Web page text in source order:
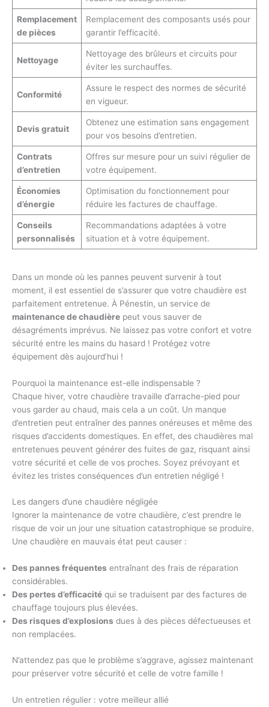
Remplacement
de pièces
Remplacement des composants usés pour
garantir l’efficacité.
Nettoyage
Nettoyage des brûleurs et circuits pour
éviter les surchauffes.
Conformité
Assure le respect des normes de sécurité
en vigueur.
Devis gratuit
Obtenez une estimation sans engagement
pour vos besoins d’entretien.
Contrats
d’entretien
Offres sur mesure pour un suivi régulier de
votre équipement.
Économies
d’énergie
Optimisation du fonctionnement pour
réduire les factures de chauffage.
Conseils
personnalisés
Recommandations adaptées à votre
situation et à votre équipement.
Dans un monde où les pannes peuvent survenir à tout
moment, il est essentiel de s’assurer que votre chaudière est
parfaitement entretenue. À Pénestin, un service de
maintenance de chaudière peut vous sauver de
désagréments imprévus. Ne laissez pas votre confort et votre
sécurité entre les mains du hasard ! Protégez votre
équipement dès aujourd’hui !
Pourquoi la maintenance est-elle indispensable ?
Chaque hiver, votre chaudière travaille d’arrache-pied pour
vous garder au chaud, mais cela a un coût. Un manque
d’entretien peut entraîner des pannes onéreuses et même des
risques d’accidents domestiques. En effet, des chaudières mal
entretenues peuvent générer des fuites de gaz, risquant ainsi
votre sécurité et celle de vos proches. Soyez prévoyant et
évitez les tristes conséquences d’un entretien négligé !
Les dangers d’une chaudière négligée
Ignorer la maintenance de votre chaudière, c’est prendre le
risque de voir un jour une situation catastrophique se produire.
Une chaudière en mauvais état peut causer :
Des pannes fréquentes entraînant des frais de réparation
considérables.
Des pertes d’efficacité qui se traduisent par des factures de
chauffage toujours plus élevées.
Des risques d’explosions dues à des pièces défectueuses et
non remplacées.
N’attendez pas que le problème s’aggrave, agissez maintenant
pour préserver votre sécurité et celle de votre famille !
Un entretien régulier : votre meilleur allié